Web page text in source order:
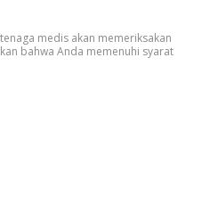
medis akan memeriksakan
bahwa Anda memenuhi syarat